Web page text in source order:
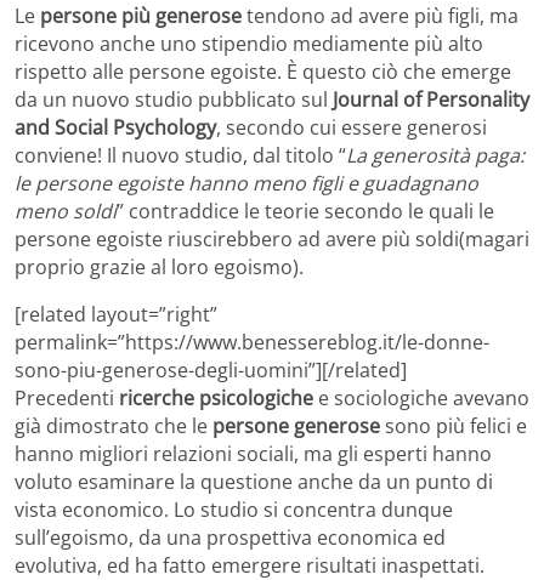
Le persone più generosetendono ad avere più figli, ma
ricevono anche uno stipendio mediamente più alto
rispetto alle persone egoiste. È questo ciò che emerge
da un nuovo studio pubblicato sul Journal of Personality
and Social Psychology, secondo cui essere generosi
conviene! Il nuovo studio, dal titolo “La generosità paga:
le persone egoiste hanno meno figli e guadagnano
meno soldi” contraddice le teorie secondo le quali le
persone egoiste riuscirebbero ad avere più soldi(magari
proprio grazie al loro egoismo).
[related layout=”right”
permalink=”https://www.benessereblog.it/le-donne-
sono-piu-generose-degli-uomini”][/related]
Precedenti ricerche psicologiche e sociologiche avevano
già dimostrato che le persone generosesono più felici e
hanno migliori relazioni sociali, ma gli esperti hanno
voluto esaminare la questione anche da un punto di
vista economico. Lo studio si concentra dunque
sull’egoismo, da una prospettiva economica ed
evolutiva, ed ha fatto emergere risultati inaspettati.